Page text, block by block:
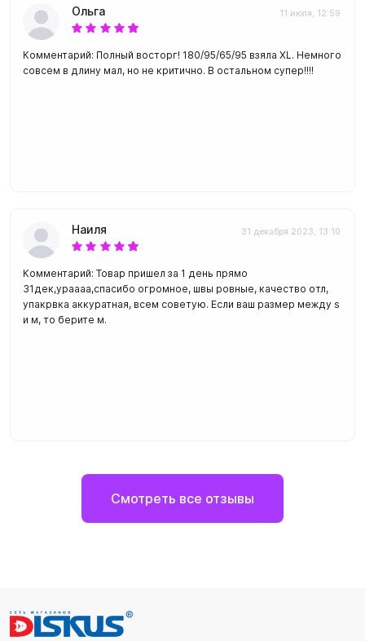
Ольга 11 июля, 12:59
Комментарий: Полный восторг! 180/95/65/95 взяла XL. Немного
совсем в длину мал, но не критично. В остальном супер!!!!
Наиля 31 декабря 2023, 13:10
Комментарий: Товар пришел за 1 день прямо
31дек,ураааа,спасибо огромное, швы ровные, качество отл,
упакрвка аккуратная, всем советую. Если ваш размер между s
и м, то берите м.
Смотреть все отзывы